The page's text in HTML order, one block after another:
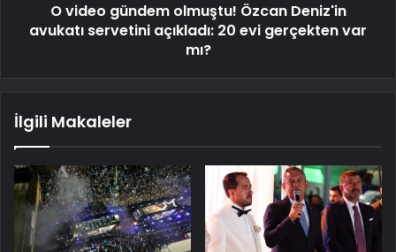
O video gündem olmuştu! Özcan Deniz'in
avukatı servetini açıkladı: 20 evi gerçekten var
mı?
İlgili Makaleler